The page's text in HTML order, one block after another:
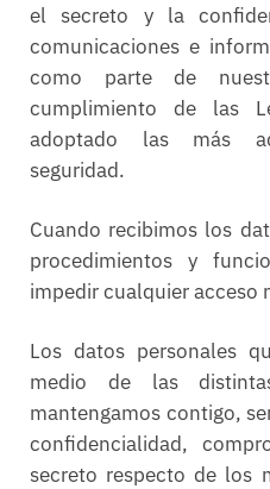
el secreto y la
comunicaciones e
como parte de
cumplimiento de las
adoptado las más
seguridad.
Cuando recibimos los
procedimientos y
impedir cualquier acceso
Los datos personales
medio de las
mantengamos contigo,
confidencialidad,
secreto respecto de los